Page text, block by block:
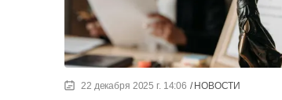
22 декабря 2025 г. 14:06 НОВОСТИ